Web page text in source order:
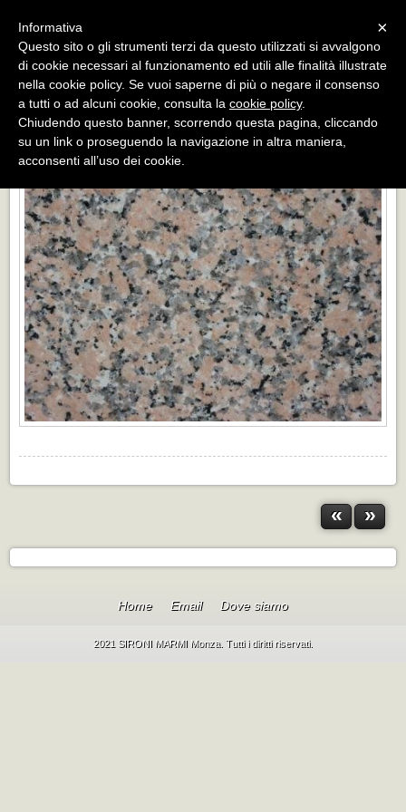
INDIETRO « »
ROSA PORRINO
« »
Home Email Dove siamo
2021 SIRONI MARMI Monza. Tutti i diritti riservati.
×
Informativa
Questo sito o gli strumenti terzi da questo utilizzati si avvalgono
di cookie necessari al funzionamento ed utili alle finalità illustrate
nella cookie policy. Se vuoi saperne di più o negare il consenso
a tutti o ad alcuni cookie, consulta la cookie policy.
Chiudendo questo banner, scorrendo questa pagina, cliccando
su un link o proseguendo la navigazione in altra maniera,
acconsenti all’uso dei cookie.